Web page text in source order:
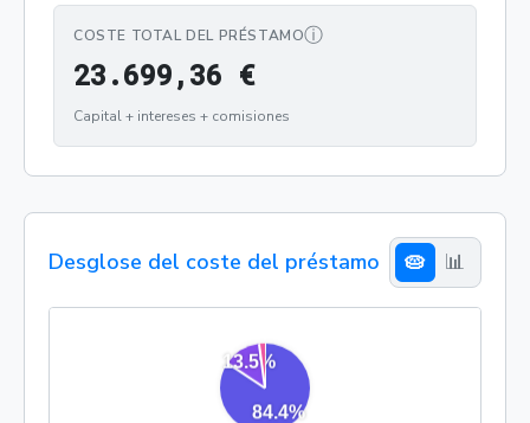
COSTE TOTAL DEL PRÉSTAMOⓘ
23.699,36 €23.699,36 €
Capital + intereses + comisiones
Desglose del coste del préstamo 🥧 📊